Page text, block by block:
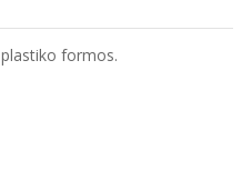
formos.